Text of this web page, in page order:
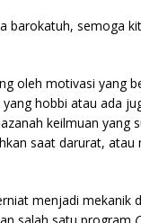
barokatuh, semoga
oleh motivasi yang
hobbi atau ada
keilmuan yang
saat darurat, atau
menjadi mekanik